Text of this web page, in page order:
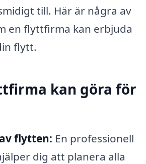
till. Här är några av
en flyttfirma kan erbjuda
flytt.
kan göra för
flytten: En professionell
dig att planera alla